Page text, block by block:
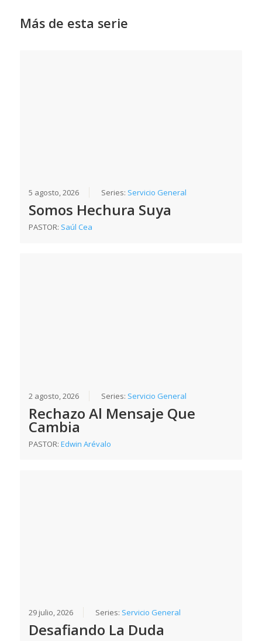
Más de esta serie
5 agosto, 2026 Series: Servicio General
Somos Hechura Suya
PASTOR: Saúl Cea
2 agosto, 2026 Series: Servicio General
Rechazo Al Mensaje Que
Cambia
PASTOR:Edwin Arévalo
29 julio, 2026 Series: Servicio General
Desafiando La Duda